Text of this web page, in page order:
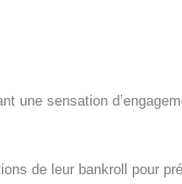
une sensation
de leur bankroll pour